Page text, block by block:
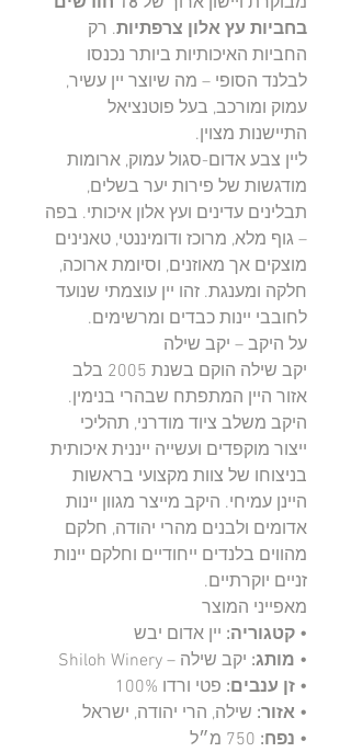
בחביות עץ אלון צרפתיות. רק
החביות האיכותיות ביותר נכנסו
לבלנד הסופי – מה שיוצר יין עשיר,
עמוק ומורכב, בעל פוטנציאל
התיישנות מצוין.
ליין צבע אדום-סגול עמוק, ארומות
מודגשות של פירות יער בשלים,
תבלינים עדינים ועץ אלון איכותי. בפה
– גוף מלא, מרוכז ודומיננטי, טאנינים
מוצקים אך מאוזנים, וסיומת ארוכה,
חלקה ומענגת. זהו יין עוצמתי שנועד
לחובבי יינות כבדים ומרשימים.
על היקב – יקב שילה
יקב שילה הוקם בשנת 2005 בלב
אזור היין המתפתח שבהרי בנימין.
היקב משלב ציוד מודרני, תהליכי
ייצור מוקפדים ועשייה ייננית איכותית
בניצוחו של צוות מקצועי בראשות
היינן עמיחי. היקב מייצר מגוון יינות
אדומים ולבנים מהרי יהודה, חלקם
מהווים בלנדים ייחודיים וחלקם יינות
זניים יוקרתיים.
מאפייני המוצר
• קטגוריה: יין אדום יבש
• מותג: יקב שילה – Shiloh Winery
• זן ענבים: פטי ורדו 100%
• אזור: שילה, הרי יהודה, ישראל
• נפח: